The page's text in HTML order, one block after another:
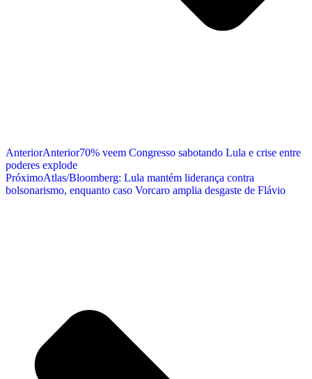
AnteriorAnterior70% veem Congresso sabotando Lula e crise entre
poderes explode
PróximoAtlas/Bloomberg: Lula mantém liderança contra
bolsonarismo, enquanto caso Vorcaro amplia desgaste de Flávio